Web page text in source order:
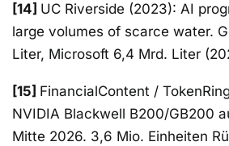
[14] UC Riverside (2023): AI
large volumes of scarce water.
Liter, Microsoft 6,4 Mrd. Liter
[15] FinancialContent /
NVIDIA Blackwell B200/GB200
Mitte 2026. 3,6 Mio. Einheiten